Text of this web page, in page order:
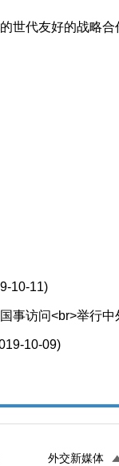
世代友好的战略合
10-11)
事访问<br>举行中
10-09)
外交新媒体